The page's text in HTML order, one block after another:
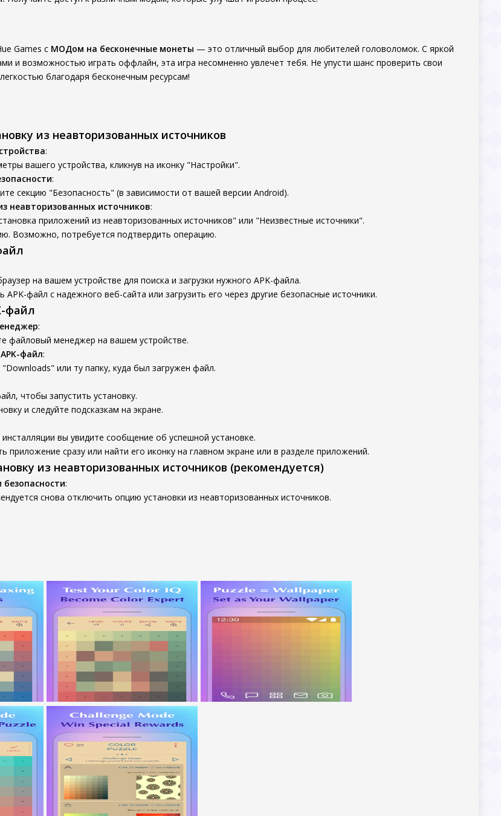
Games с МОДом на бесконечные монеты — это отличный выбор для любителей головоломок. С яркой
и возможностью играть оффлайн, эта игра несомненно увлечет тебя. Не упусти шанс проверить свои
благодаря бесконечным ресурсам!
из неавторизованных источников
:
вашего устройства, кликнув на иконку "Настройки".
:
секцию "Безопасность" (в зависимости от вашей версии Android).
неавторизованных источников:
приложений из неавторизованных источников" или "Неизвестные источники".
Возможно, потребуется подтвердить операцию.
на вашем устройстве для поиска и загрузки нужного APK-файла.
файл с надежного веб-сайта или загрузить его через другие безопасные источники.
файл
:
файловый менеджер на вашем устройстве.
файл:
или ту папку, куда был загружен файл.
чтобы запустить установку.
и следуйте подсказкам на экране.
вы увидите сообщение об успешной установке.
приложение сразу или найти его иконку на главном экране или в разделе приложений.
из неавторизованных источников (рекомендуется)
безопасности:
снова отключить опцию установки из неавторизованных источников.